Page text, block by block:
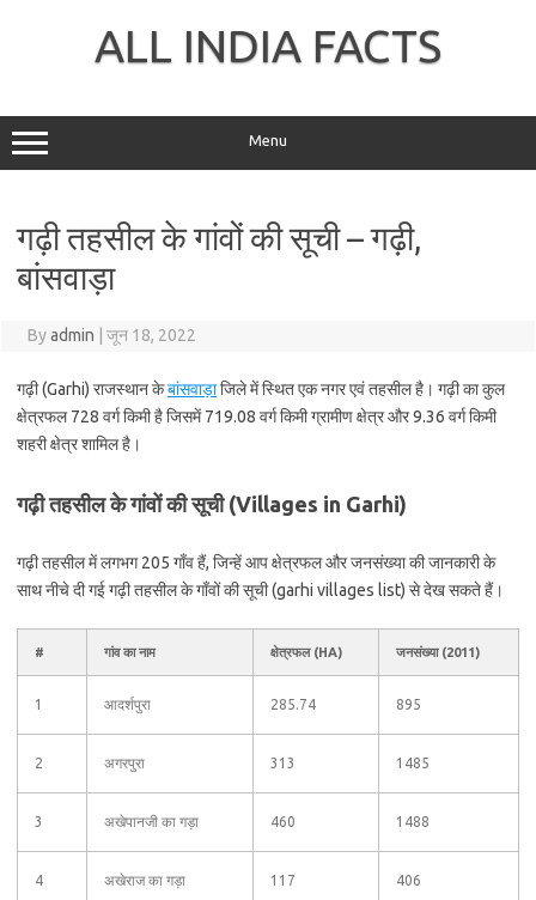
ALL INDIA FACTS
Menu
गढ़ी तहसील के गांवों की सूची – गढ़ी,
बांसवाड़ा
Byadmin जून 18, 2022
गढ़ी (Garhi) राजस्थान केबांसवाड़ाजिले में स्थित एक नगर एवं तहसील है। गढ़ी का कुल
क्षेत्रफल 728 वर्ग किमी है जिसमें 719.08 वर्ग किमी ग्रामीण क्षेत्र और 9.36 वर्ग किमी
शहरी क्षेत्र शामिल है।
गढ़ी तहसील के गांवों की सूची (Villages in Garhi)
गढ़ी तहसील में लगभग 205 गाँव हैं, जिन्हें आप क्षेत्रफल और जनसंख्या की जानकारी के
साथ नीचे दी गई गढ़ी तहसील के गाँवों की सूची (garhi villages list) से देख सकते हैं।
# गांव का नाम क्षेत्रफल (HA) जनसंख्या (2011)
1 आदर्शपुरा 285.74 895
2 अगरपुरा 313 1485
3 अखेपानजी का गड़ा 460 1488
4 अखेराज का गड़ा 117 406